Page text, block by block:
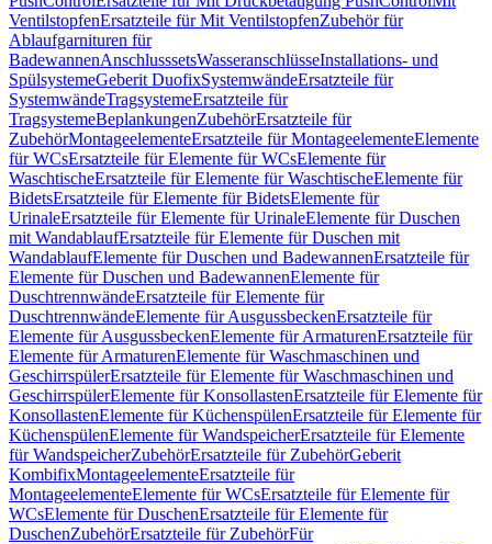
VentilstopfenErsatzteile für Mit VentilstopfenZubehör für
Ablaufgarnituren für
BadewannenAnschlusssetsWasseranschlüsseInstallations- und
SpülsystemeGeberit DuofixSystemwändeErsatzteile für
SystemwändeTragsystemeErsatzteile für
TragsystemeBeplankungenZubehörErsatzteile für
ZubehörMontageelementeErsatzteile für MontageelementeElemente
für WCsErsatzteile für Elemente für WCsElemente für
WaschtischeErsatzteile für Elemente für WaschtischeElemente für
BidetsErsatzteile für Elemente für BidetsElemente für
UrinaleErsatzteile für Elemente für UrinaleElemente für Duschen
mit WandablaufErsatzteile für Elemente für Duschen mit
WandablaufElemente für Duschen und BadewannenErsatzteile für
Elemente für Duschen und BadewannenElemente für
DuschtrennwändeErsatzteile für Elemente für
DuschtrennwändeElemente für AusgussbeckenErsatzteile für
Elemente für AusgussbeckenElemente für ArmaturenErsatzteile für
Elemente für ArmaturenElemente für Waschmaschinen und
GeschirrspülerErsatzteile für Elemente für Waschmaschinen und
GeschirrspülerElemente für KonsollastenErsatzteile für Elemente für
KonsollastenElemente für KüchenspülenErsatzteile für Elemente für
KüchenspülenElemente für WandspeicherErsatzteile für Elemente
für WandspeicherZubehörErsatzteile für ZubehörGeberit
KombifixMontageelementeErsatzteile für
MontageelementeElemente für WCsErsatzteile für Elemente für
WCsElemente für DuschenErsatzteile für Elemente für
DuschenZubehörErsatzteile für ZubehörFür